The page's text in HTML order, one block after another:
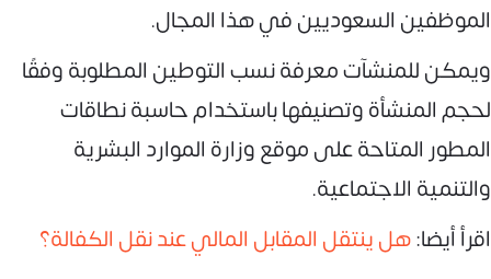
الموظفين السعوديين في هذا المجال.
ويمكن للمنشآت معرفة نسب التوطين المطلوبة وفقًا
لحجم المنشأة وتصنيفها باستخدام حاسبة نطاقات
المطور المتاحة على موقع وزارة الموارد البشرية
والتنمية الاجتماعية.
اقرأ أيضا:هل ينتقل المقابل المالي عند نقل الكفالة؟